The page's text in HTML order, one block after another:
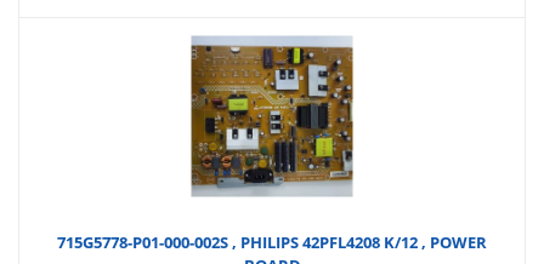
715G5778-P01-000-002S , PHILIPS 42PFL4208 K/12 , POWER